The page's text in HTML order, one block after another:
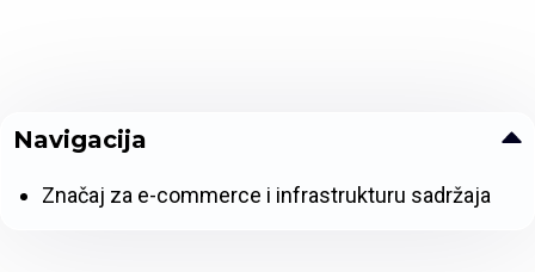
Navigacija
Značaj za e-commerce i infrastrukturu sadržaja